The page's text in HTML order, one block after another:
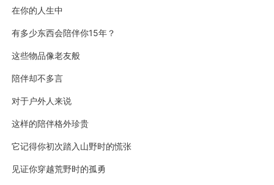
在你的人生中
有多少东西会陪伴你15年？
这些物品像老友般
陪伴却不多言
对于户外人来说
这样的陪伴格外珍贵
它记得你初次踏入山野时的慌张
见证你穿越荒野时的孤勇